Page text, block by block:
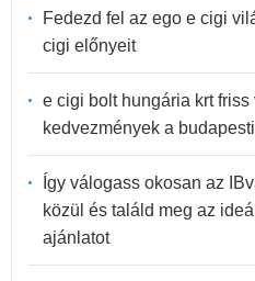
Fedezd fel az ego e cigi
cigi előnyeit
e cigi bolt hungária krt friss
kedvezmények a
Így válogass okosan az
közül és találd meg az
ajánlatot